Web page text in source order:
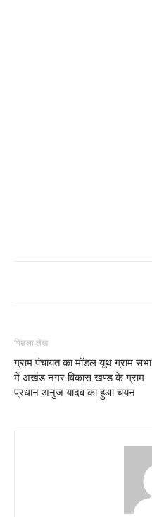
पिछला लेख
ग्राम पंचायत का मॉडल यूथ ग्राम सभा
में अखंड नगर विकास खण्ड के ग्राम
प्रधान अनुज यादव का हुआ चयन